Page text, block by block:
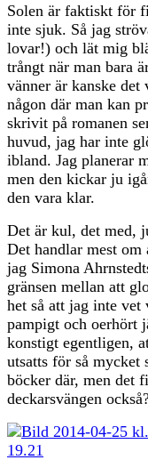
Solen är faktiskt för
inte sjuk. Så jag
lovar!) och lät mig
trångt när man bara
vänner är kanske
någon där man kan
skrivit på romanen
huvud, jag har inte
ibland. Jag planerar
men den kickar ju
den vara klar.
Det är kul, det med,
Det handlar mest om
jag Simona
gränsen mellan att
het så att jag inte vet
pampigt och oerhört
konstigt egentligen,
utsatts för så
böcker där, men det
deckarsvängen